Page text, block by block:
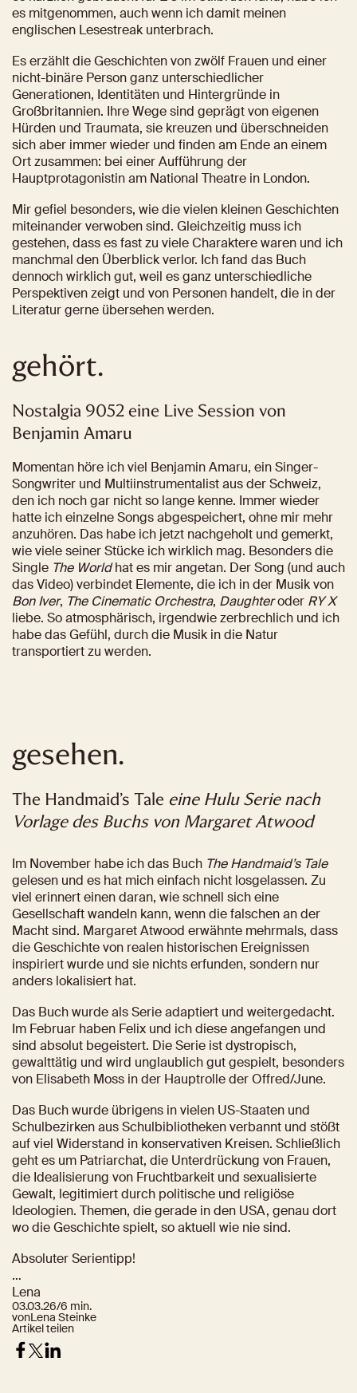
03.03.26/6 min.
vonLena Steinke
Artikel teilen
es mitgenommen, auch wenn ich damit meinen
englischen Lesestreak unterbrach.
Es erzählt die Geschichten von zwölf Frauen und einer
nicht-binäre Person ganz unterschiedlicher
Generationen, Identitäten und Hintergründe in
Großbritannien. Ihre Wege sind geprägt von eigenen
Hürden und Traumata, sie kreuzen und überschneiden
sich aber immer wieder und finden am Ende an einem
Ort zusammen: bei einer Aufführung der
Hauptprotagonistin am National Theatre in London.
Mir gefiel besonders, wie die vielen kleinen Geschichten
miteinander verwoben sind. Gleichzeitig muss ich
gestehen, dass es fast zu viele Charaktere waren und ich
manchmal den Überblick verlor. Ich fand das Buch
dennoch wirklich gut, weil es ganz unterschiedliche
Perspektiven zeigt und von Personen handelt, die in der
Literatur gerne übersehen werden.
gehört.
Nostalgia 9052 eine Live Session von
Benjamin Amaru
Momentan höre ich viel Benjamin Amaru, ein Singer-
Songwriter und Multiinstrumentalist aus der Schweiz,
den ich noch gar nicht so lange kenne. Immer wieder
hatte ich einzelne Songs abgespeichert, ohne mir mehr
anzuhören. Das habe ich jetzt nachgeholt und gemerkt,
wie viele seiner Stücke ich wirklich mag. Besonders die
Single The World hat es mir angetan. Der Song (und auch
Bon Iver, The Cinematic Orchestra, Daughter oder RY X
liebe. So atmosphärisch, irgendwie zerbrechlich und ich
habe das Gefühl, durch die Musik in die Natur
transportiert zu werden.
gesehen.
The Handmaid’s Tale eine Hulu Serie nach
Vorlage des Buchs von Margaret Atwood
Im November habe ich das Buch The Handmaid’s Tale
gelesen und es hat mich einfach nicht losgelassen. Zu
viel erinnert einen daran, wie schnell sich eine
Gesellschaft wandeln kann, wenn die falschen an der
Macht sind. Margaret Atwood erwähnte mehrmals, dass
die Geschichte von realen historischen Ereignissen
inspiriert wurde und sie nichts erfunden, sondern nur
anders lokalisiert hat.
Das Buch wurde als Serie adaptiert und weitergedacht.
Im Februar haben Felix und ich diese angefangen und
sind absolut begeistert. Die Serie ist dystropisch,
gewalttätig und wird unglaublich gut gespielt, besonders
von Elisabeth Moss in der Hauptrolle der Offred/June.
Das Buch wurde übrigens in vielen US-Staaten und
Schulbezirken aus Schulbibliotheken verbannt und stößt
auf viel Widerstand in konservativen Kreisen. Schließlich
geht es um Patriarchat, die Unterdrückung von Frauen,
die Idealisierung von Fruchtbarkeit und sexualisierte
Gewalt, legitimiert durch politische und religiöse
Ideologien. Themen, die gerade in den USA, genau dort
wo die Geschichte spielt, so aktuell wie nie sind.
Absoluter Serientipp!
…
Lena